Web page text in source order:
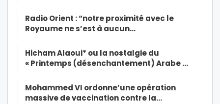
Radio Orient : “notre proximité avec le
Royaume ne s’est à aucun…
Hicham Alaoui* ou la nostalgie du
« Printemps (désenchantement) Arabe …
Mohammed VI ordonne’une opération
massive de vaccination contre la…